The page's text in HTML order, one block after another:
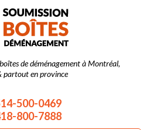
de déménagement à Montréal,
partout en province
500-0469
800-7888